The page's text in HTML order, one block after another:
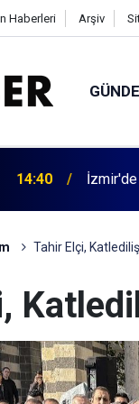
Haberleri Arşiv
13:55
Tahir Elçi,